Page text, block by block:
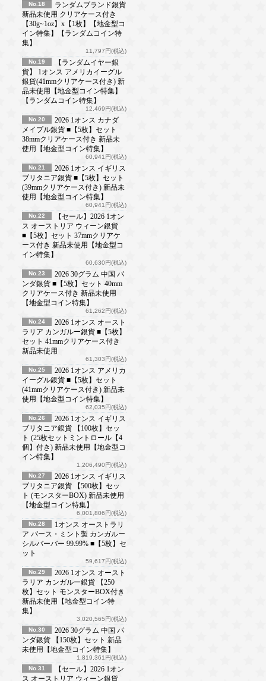
No.18
ランダムブランド銀貨
新品未使用 クリアケース付き
【30g~1oz】x【1枚】【地金型コ
イン特集】【ランダムコイン特
集】
11,797円(税込)
No.19
【ランダムイヤー銀
貨】 1オンス アメリカイーグル
銀貨(41mmクリアケース付き) 新
品未使用【地金型コイン特集】
【ランダムコイン特集】
12,469円(税込)
No.20
2026 1オンス カナダ
メイプル銀貨 ■【5枚】セット
38mmクリアケース付き 新品未
使用【地金型コイン特集】
60,941円(税込)
No.21
2026 1オンス イギリス
ブリタニア銀貨 ■【5枚】セット
(39mmクリアケース付き) 新品未
使用【地金型コイン特集】
60,941円(税込)
No.22
【セール】2026 1オン
ス オーストリア ウィーン銀貨
■【5枚】セット 37mmクリアケ
ース付き 新品未使用【地金型コ
イン特集】
60,630円(税込)
No.23
2026 30グラム 中国 パ
ンダ銀貨 ■【5枚】セット 40mm
クリアケース付き 新品未使用
【地金型コイン特集】
61,262円(税込)
No.24
2026 1オンス オースト
ラリア カンガルー銀貨 ■【5枚】
セット 41mmクリアケース付き
新品未使用
61,303円(税込)
No.25
2026 1オンス アメリカ
イーグル銀貨 ■【5枚】セット
(41mmクリアケース付き) 新品未
使用【地金型コイン特集】
62,035円(税込)
No.26
2026 1オンス イギリス
ブリタニア銀貨 【100枚】セッ
ト (25枚セットミントロール【4
個】付き) 新品未使用【地金型コ
イン特集】
1,206,490円(税込)
No.27
2026 1オンス イギリス
ブリタニア銀貨 【500枚】セッ
ト (モンスターBOX) 新品未使用
【地金型コイン特集】
6,001,806円(税込)
No.28
1オンス オーストラリ
ア パース・ミント製 カンガルー
シルバーバー 99.99% ■【5枚】セ
ット
59,617円(税込)
No.29
2026 1オンス オースト
ラリア カンガルー銀貨 【250
枚】セット モンスターBOX付き
新品未使用【地金型コイン特
集】
3,020,565円(税込)
No.30
2026 30グラム 中国 パ
ンダ銀貨 【150枚】セット 新品
未使用【地金型コイン特集】
1,819,361円(税込)
No.31
【セール】2026 1オン
ス オーストリア ウィーン銀貨